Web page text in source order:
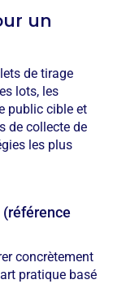
un
de tirage
lots, les
public cible et
de collecte de
les plus
concrètement
pratique basé